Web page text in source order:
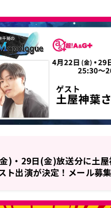
)・29日(金)放送分に土
ト出演が決定！メール募集